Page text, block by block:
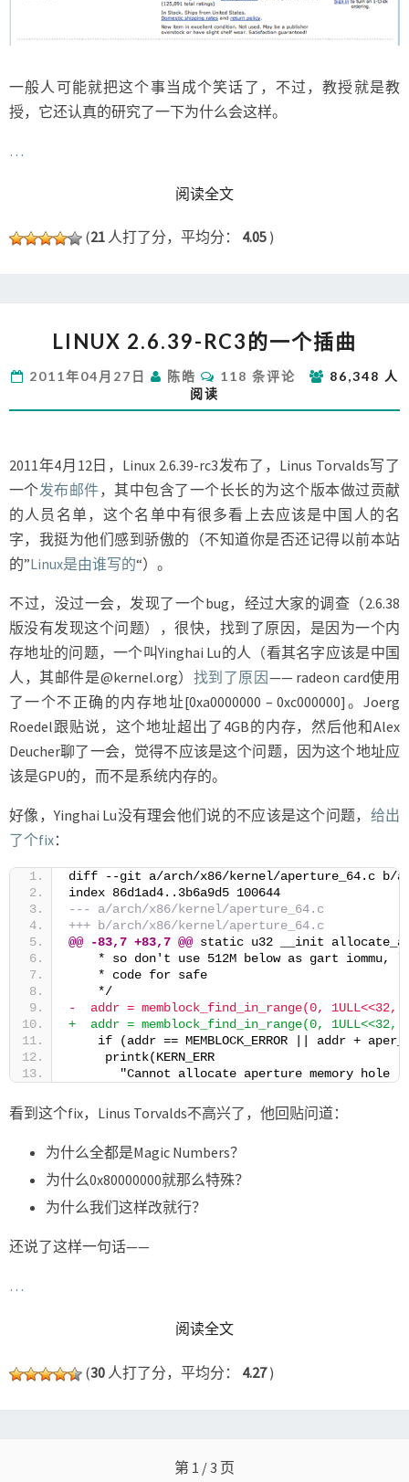
一般人可能就把这个事当成个笑话了，不过，教授就是教
授，它还认真的研究了一下为什么会这样。
…
阅读全文READ MORE
(21 人打了分，平均分： 4.05 )
2.6.39-
的
一
曲
LINUX 2.6.39-RC3的一个插曲
2011年04月27日 陈皓
评
论
118 条评论
86,348 人
阅读
2011年4月12日，Linux 2.6.39-rc3发布了，Linus Torvalds写了
一个发布邮件，其中包含了一个长长的为这个版本做过贡献
的人员名单，这个名单中有很多看上去应该是中国人的名
字，我挺为他们感到骄傲的（不知道你是否还记得以前本站
的”Linux是由谁写的“）。
不过，没过一会，发现了一个bug，经过大家的调查（2.6.38
版没有发现这个问题），很快，找到了原因，是因为一个内
存地址的问题，一个叫Yinghai Lu的人（看其名字应该是中国
人，其邮件是@kernel.org） 找到了原因—— radeon card使用
了一个不正确的内存地址[0xa0000000 – 0xc000000]。Joerg
Roedel跟贴说，这个地址超出了4GB的内存，然后他和Alex
Deucher聊了一会，觉得不应该是这个问题，因为这个地址应
该是GPU的，而不是系统内存的。
好像，Yinghai Lu没有理会他们说的不应该是这个问题， 给出
了个fix：
diff --git a/arch/x86/kernel/aperture_64.c b/
index 86d1ad4..3b6a9d5 100644
--- a/arch/x86/kernel/aperture_64.c
+++ b/arch/x86/kernel/aperture_64.c
@@ -83,7 +83,7 @@ static u32 __init
* so don't use 512M below as gart iommu,
    * code for safe
    */
-  addr = memblock_find_in_range(0, 1ULL<<32,
+  addr = memblock_find_in_range(0, 1ULL<<32,
if (addr == MEMBLOCK_ERROR || addr +
     printk(KERN_ERR
"Cannot allocate aperture memory hole
看到这个fix，Linus Torvalds不高兴了，他回贴问道：
为什么全都是Magic Numbers？
为什么0x80000000就那么特殊？
为什么我们这样改就行？
还说了这样一句话——
…
阅读全文READ MORE
(30 人打了分，平均分： 4.27)
第 1 / 3 页